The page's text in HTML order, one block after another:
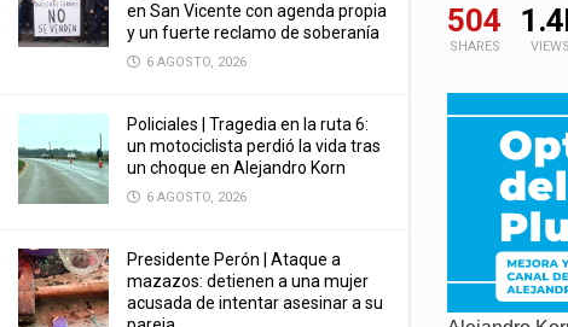
en San Vicente con agenda propia
y un fuerte reclamo de soberanía
6 AGOSTO, 2026
Policiales | Tragedia en la ruta 6:
un motociclista perdió la vida tras
un choque en Alejandro Korn
6 AGOSTO, 2026
Presidente Perón | Ataque a
mazazos: detienen a una mujer
acusada de intentar asesinar a su
504
SHARES VIEWS